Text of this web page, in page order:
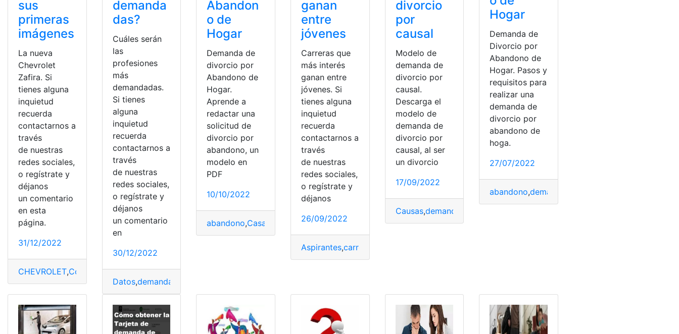
sus
primeras
imágenes
La nueva
Chevrolet
Zafira. Si
tienes alguna
inquietud
recuerda
contactarnos a
través
de nuestras
redes sociales,
o regístrate y
déjanos
un comentario
en esta
página.
31/12/2022
CHEVROLET,Control demanda,Mercado,Motor
demanda
das?
Cuáles serán
las
profesiones
más
demandadas.
Si tienes
alguna
inquietud
recuerda
contactarnos a
través
de nuestras
redes sociales,
o regístrate y
déjanos
un comentario
en
30/12/2022
Datos,demanda
Abandon
o de
Hogar
Demanda de
divorcio por
Abandono de
Hogar.
Aprende a
redactar una
solicitud de
divorcio por
abandono, un
modelo en
PDF
10/10/2022
abandono,Casa demanda,Divorcio,Hogares
ganan
entre
jóvenes
Carreras que
más interés
ganan entre
jóvenes. Si
tienes alguna
inquietud
recuerda
contactarnos a
través
de nuestras
redes sociales,
o regístrate y
déjanos
26/09/2022
Aspirantes,carrera
divorcio
por
causal
Modelo de
demanda de
divorcio por
causal.
Descarga el
modelo de
demanda de
divorcio por
causal, al ser
un divorcio
17/09/2022
Causas,demanda
Hogar
Demanda de
Divorcio por
Abandono de
Hogar. Pasos y
requisitos para
realizar una
demanda de
divorcio por
abandono de
hoga.
27/07/2022
abandono,demanda